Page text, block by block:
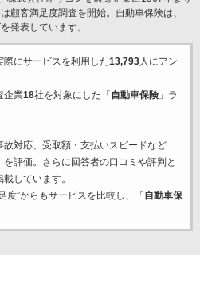
顧客満足度調査を開始。自動車保険は、
発表しています。
にサービスを利用した13,793人にアン
企業18社を対象にした「 自動車保険」ラ
対応、受取額・支払いスピードなど
を評価。さらに回答者の口コミや評判と
しています。
度”からもサービスを比較し、「 自動車保